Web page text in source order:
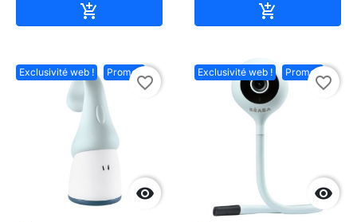
 
Exclusivité web ! Promo !

favorite_border
Exclusivité web ! Promo !

favorite_border